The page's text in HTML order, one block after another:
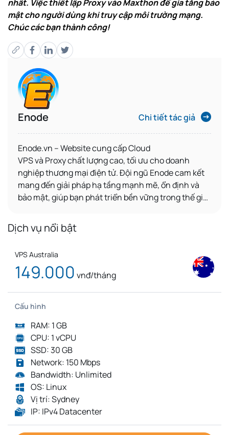
nhất. Việc thiết lập Proxy vào Maxthon để gia tăng bảo
mật cho người dùng khi truy cập môi trường mạng.
Chúc các bạn thành công!
Enode Chi tiết tác giả
Enode.vn – Websitecung cấpCloud
VPSvà Proxychất lượng cao, tối ưu chodoanh
nghiệp thương mại điện tử. Đội ngũ Enode cam kết
mang đến giải pháp hạ tầng mạnh mẽ, ổn định và
bảo mật, giúp bạn phát triển bền vững trong thế giới
Dịch vụ nổi bật
VPS Australia
149.000 vnđ/tháng
Cấu hình
RAM: 1 GB
CPU: 1 vCPU
SSD: 30 GB
Network: 150 Mbps
Bandwidth: Unlimited
OS: Linux
Vị trí: Sydney
IP: IPv4 Datacenter